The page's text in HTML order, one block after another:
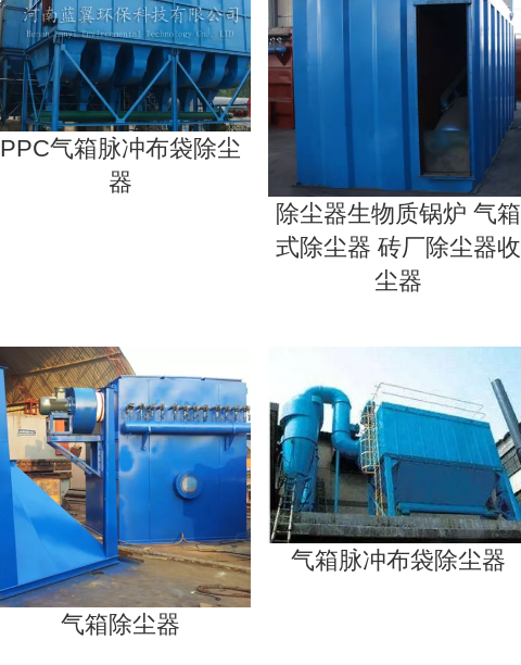
PPC气箱脉冲布袋除尘
器
除尘器生物质锅炉 气箱
式除尘器 砖厂除尘器收
尘器
气箱除尘器
气箱脉冲布袋除尘器